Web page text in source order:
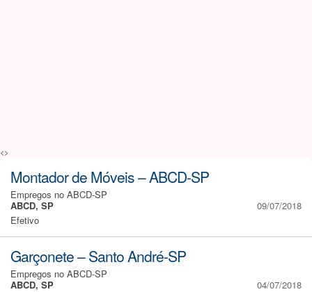
<>
Montador de Móveis – ABCD-SP
Empregos no ABCD-SP
ABCD, SP
Efetivo
09/07/2018
Garçonete – Santo André-SP
Empregos no ABCD-SP
ABCD, SP
04/07/2018